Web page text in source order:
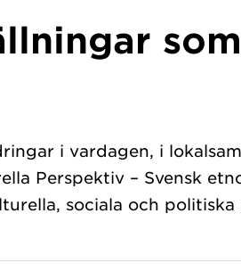
i vardagen, i
Perspektiv – Svensk
sociala och